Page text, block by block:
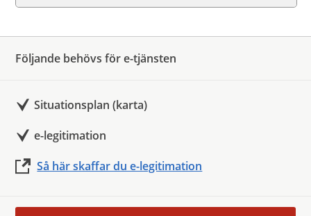
Följande behövs för e-tjänsten
Situationsplan (karta)
e-legitimation
Så här skaffar du e-legitimation